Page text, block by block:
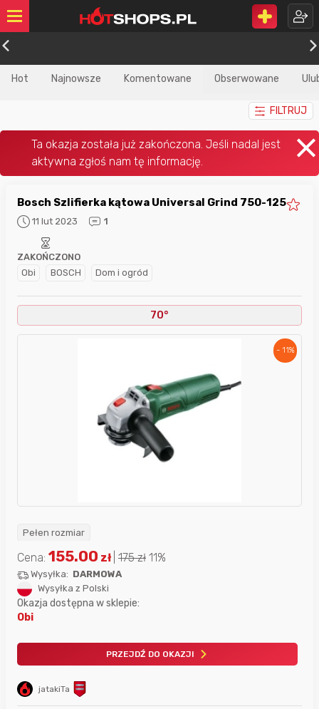
Hot Najnowsze Komentowane Obserwowane
FILTRUJ
Bosch Szlifierka kątowa Universal Grind 750-125
11 lut 2023 1
Obi BOSCH Dom i ogród
ZAKOŃCZONO
70°
- 11%
Pełen rozmiar
jatakiTa
Cena: 155.00 zł 175zł 11%
Wysyłka: DARMOWA
Wysyłka z Polski
Okazja dostępna w sklepie:
Obi
PRZEJDŹ DO OKAZJI